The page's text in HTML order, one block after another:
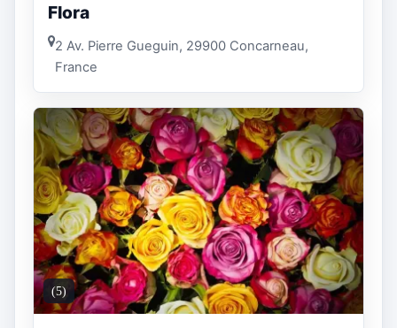
Flora
2 Av. Pierre Gueguin, 29900 Concarneau,
France
(5)